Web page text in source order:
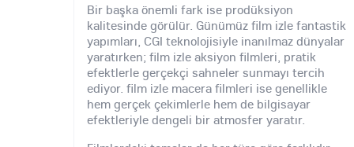
Bir başka önemli fark ise prodüksiyon
kalitesinde görülür. Günümüz film izle fantastik
yapımları, CGI teknolojisiyle inanılmaz dünyalar
yaratırken; film izle aksiyon filmleri, pratik
efektlerle gerçekçi sahneler sunmayı tercih
ediyor. film izle macera filmleri ise genellikle
hem gerçek çekimlerle hem de bilgisayar
efektleriyle dengeli bir atmosfer yaratır.